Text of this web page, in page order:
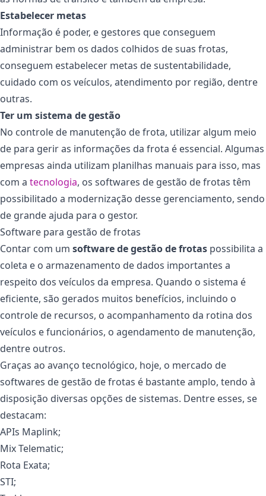
Estabelecer metas
Informação é poder, e gestores que conseguem
administrar bem os dados colhidos de suas frotas,
conseguem estabelecer metas de sustentabilidade,
cuidado com os veículos, atendimento por região, dentre
outras.
Ter um sistema de gestão
No controle de manutenção de frota, utilizar algum meio
de para gerir as informações da frota é essencial. Algumas
empresas ainda utilizam planilhas manuais para isso, mas
com a tecnologia, os softwares de gestão de frotas têm
possibilitado a modernização desse gerenciamento, sendo
de grande ajuda para o gestor.
Software para gestão de frotas
Contar com um software de gestão de frotas possibilita a
coleta e o armazenamento de dados importantes a
respeito dos veículos da empresa. Quando o sistema é
eficiente, são gerados muitos benefícios, incluindo o
controle de recursos, o acompanhamento da rotina dos
veículos e funcionários, o agendamento de manutenção,
dentre outros.
Graças ao avanço tecnológico, hoje, o mercado de
softwares de gestão de frotas é bastante amplo, tendo à
disposição diversas opções de sistemas. Dentre esses, se
destacam:
APIs Maplink;
Mix Telematic;
Rota Exata;
STI;